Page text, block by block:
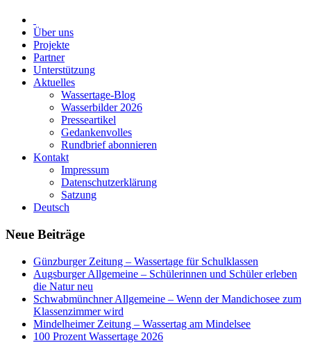
Über uns
Projekte
Partner
Unterstützung
Aktuelles
Wassertage-Blog
Wasserbilder 2026
Presseartikel
Gedankenvolles
Rundbrief abonnieren
Kontakt
Impressum
Datenschutzerklärung
Satzung
Deutsch
Neue Beiträge
Günzburger Zeitung – Wassertage für Schulklassen
Augsburger Allgemeine – Schülerinnen und Schüler erleben
die Natur neu
Schwabmünchner Allgemeine – Wenn der Mandichosee zum
Klassenzimmer wird
Mindelheimer Zeitung – Wassertag am Mindelsee
100 Prozent Wassertage 2026